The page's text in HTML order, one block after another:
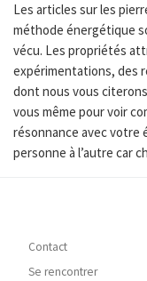
Les articles sur les
méthode énergétique
vécu. Les propriétés
expérimentations, des
dont nous vous
vous même pour voir
résonnance avec votre
personne à l’autre car
Contact
Se rencontrer